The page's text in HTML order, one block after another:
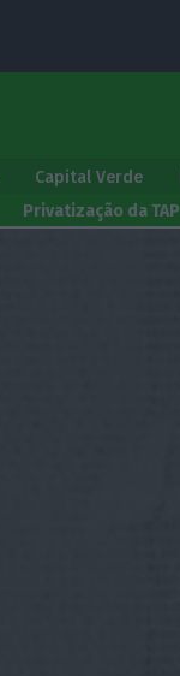
Capital Verde
Privatização da TAP